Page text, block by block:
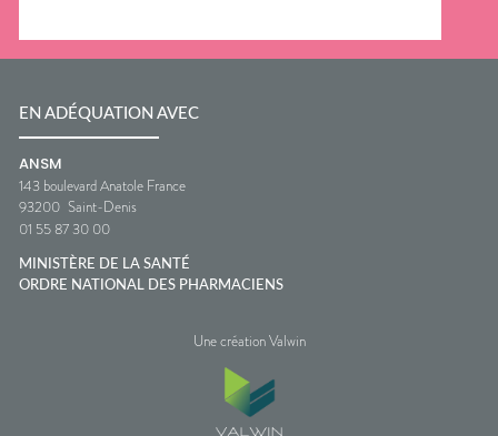
EN ADÉQUATION AVEC
ANSM
143 boulevard Anatole France
93200 Saint-Denis
01 55 87 30 00
MINISTÈRE DE LA SANTÉ
ORDRE NATIONAL DES PHARMACIENS
Une création Valwin